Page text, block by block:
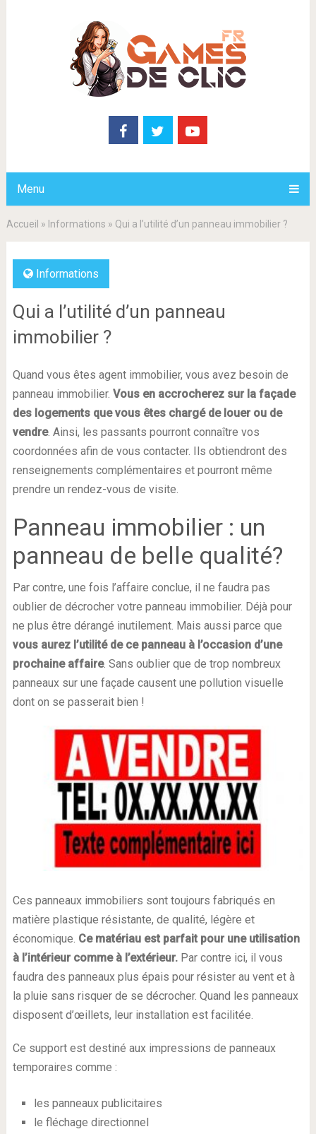
Menu
Accueil » Informations » Qui a l’utilité d’un panneau immobilier ?
Informations
Qui a l’utilité d’un panneau
immobilier ?
Quand vous êtes agent immobilier, vous avez besoin de
panneau immobilier. Vous en accrocherez sur la façade
des logements que vous êtes chargé de louer ou de
vendre. Ainsi, les passants pourront connaître vos
coordonnées afin de vous contacter. Ils obtiendront des
renseignements complémentaires et pourront même
prendre un rendez-vous de visite.
Panneau immobilier : un
panneau de belle qualité?
Par contre, une fois l’affaire conclue, il ne faudra pas
oublier de décrocher votre panneau immobilier. Déjà pour
ne plus être dérangé inutilement. Mais aussi parce que
vous aurez l’utilité de ce panneau à l’occasion d’une
prochaine affaire. Sans oublier que de trop nombreux
panneaux sur une façade causent une pollution visuelle
dont on se passerait bien !
Ces panneaux immobiliers sont toujours fabriqués en
matière plastique résistante, de qualité, légère et
économique. Ce matériau est parfait pour une utilisation
à l’intérieur comme à l’extérieur.Par contre ici, il vous
faudra des panneaux plus épais pour résister au vent et à
la pluie sans risquer de se décrocher. Quand les panneaux
disposent d’œillets, leur installation est facilitée.
Ce support est destiné aux impressions de panneaux
temporaires comme :
les panneaux publicitaires
le fléchage directionnel